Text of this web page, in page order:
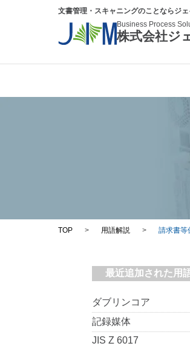
文書管理・スキャニングのことならジ
Business Process
株式会社ジ
TOP > 用語解説 > 請求書等
最近追加された用
ダブリンコア
記録媒体
JIS Z 6017